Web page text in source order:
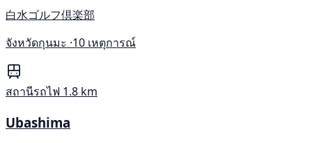
白水ゴルフ倶楽部
จังหวัดกุนมะ ·10 เหตุการณ์
สถานีรถไฟ 1.8 km
Ubashima